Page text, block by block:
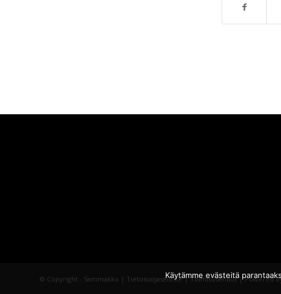
© Copyright - Sammakko | Tietosuojaseloste|Toimitusehdot| Powered
Käytämme evästeitä